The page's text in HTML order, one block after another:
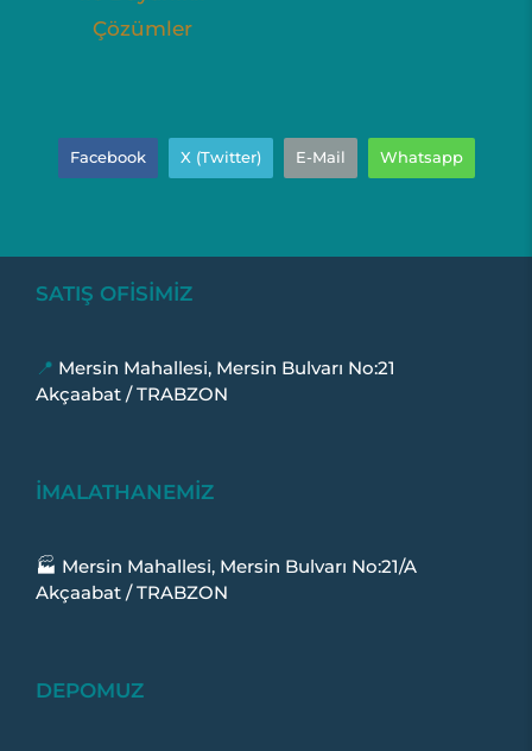
Çözümler
Facebook X (Twitter) E-Mail Whatsapp
SATIŞ OFİSİMİZ
📍 Mersin Mahallesi, Mersin Bulvarı No:21
Akçaabat / TRABZON
İMALATHANEMİZ
🏭 Mersin Mahallesi, Mersin Bulvarı No:21/A
Akçaabat / TRABZON
DEPOMUZ